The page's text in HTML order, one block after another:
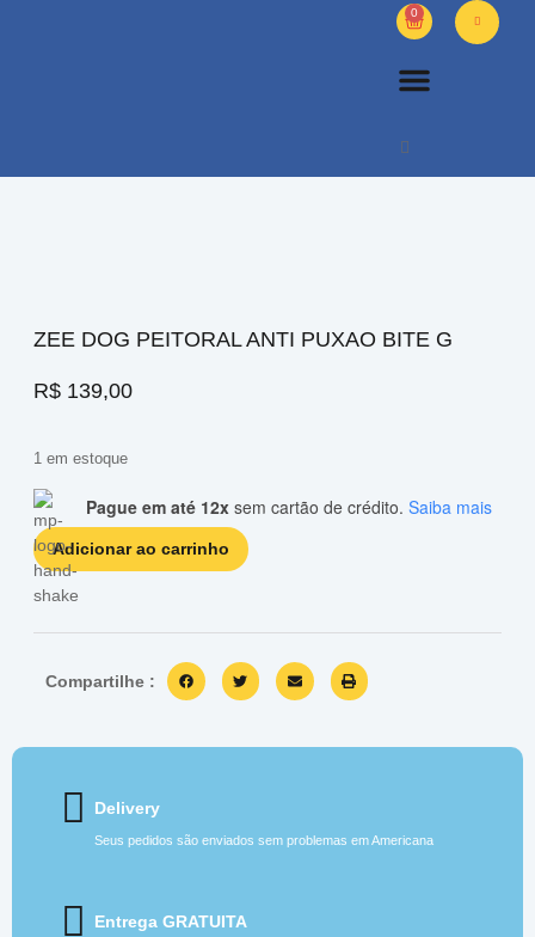
0
ZEE DOG PEITORAL ANTI PUXAO BITE G
R$ 139,00
1 em estoque
Pague em até 12x sem cartão de crédito. Saiba mais
Adicionar ao carrinho
Compartilhe :
Delivery
Seus pedidos são enviados sem problemas em Americana
Entrega GRATUITA